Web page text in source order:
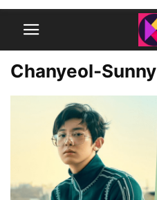
Chanyeol-Sunny